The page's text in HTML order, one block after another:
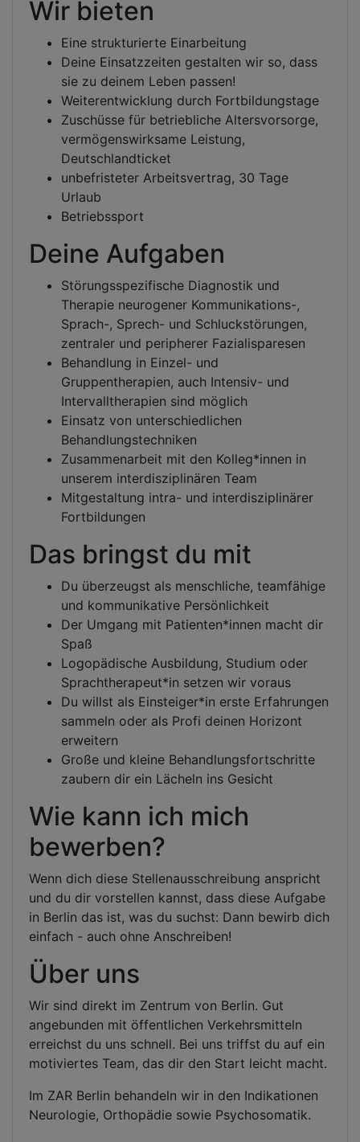
Wir bieten
Eine strukturierte Einarbeitung
Deine Einsatzzeiten gestalten wir so, dass
sie zu deinem Leben passen!
Weiterentwicklung durch Fortbildungstage
Zuschüsse für betriebliche Altersvorsorge,
vermögenswirksame Leistung,
Deutschlandticket
unbefristeter Arbeitsvertrag, 30 Tage
Urlaub
Betriebssport
Deine Aufgaben
Störungsspezifische Diagnostik und
Therapie neurogener Kommunikations-,
Sprach-, Sprech- und Schluckstörungen,
zentraler und peripherer Fazialisparesen
Behandlung in Einzel- und
Gruppentherapien, auch Intensiv- und
Intervalltherapien sind möglich
Einsatz von unterschiedlichen
Behandlungstechniken
Zusammenarbeit mit den Kolleg*innen in
unserem interdisziplinären Team
Mitgestaltung intra- und interdisziplinärer
Fortbildungen
Das bringst du mit
Du überzeugst als menschliche, teamfähige
und kommunikative Persönlichkeit
Der Umgang mit Patienten*innen macht dir
Spaß
Logopädische Ausbildung, Studium oder
Sprachtherapeut*in setzen wir voraus
Du willst als Einsteiger*in erste Erfahrungen
sammeln oder als Profi deinen Horizont
erweitern
Große und kleine Behandlungsfortschritte
zaubern dir ein Lächeln ins Gesicht
Wie kann ich mich
bewerben?
Wenn dich diese Stellenausschreibung anspricht
und du dir vorstellen kannst, dass diese Aufgabe
in Berlin das ist, was du suchst: Dann bewirb dich
einfach - auch ohne Anschreiben!
Über uns
Wir sind direkt im Zentrum von Berlin. Gut
angebunden mit öffentlichen Verkehrsmitteln
erreichst du uns schnell. Bei uns triffst du auf ein
motiviertes Team, das dir den Start leicht macht.
Im ZAR Berlin behandeln wir in den Indikationen
Neurologie, Orthopädie sowie Psychosomatik.